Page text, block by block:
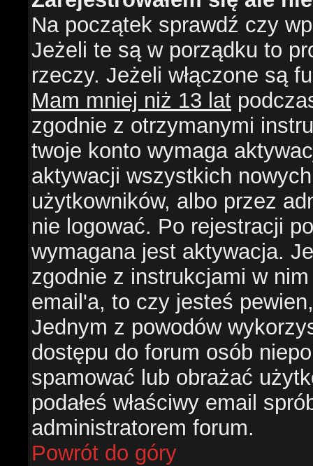
Na początek sprawdź czy
Jeżeli te są w porządku to
rzeczy. Jeżeli włączone są
Mam mniej niż 13 lat
zgodnie z otrzymanymi
twoje konto wymaga
aktywacji wszystkich
użytkowników, albo przez
nie logować. Po rejestracji
wymagana jest aktywacja.
zgodnie z instrukcjami w
email'a, to czy jesteś
Jednym z powodów
dostępu do forum osób
spamować lub obrażać
podałeś właściwy email
administratorem forum.
Powrót do góry